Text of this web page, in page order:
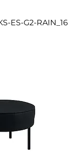
ES-G2-RAIN_16